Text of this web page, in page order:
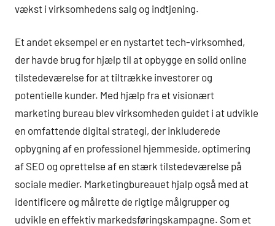
vækst i virksomhedens salg og indtjening.
Et andet eksempel er en nystartet tech-virksomhed,
der havde brug for hjælp til at opbygge en solid online
tilstedeværelse for at tiltrække investorer og
potentielle kunder. Med hjælp fra et visionært
marketing bureau blev virksomheden guidet i at udvikle
en omfattende digital strategi, der inkluderede
opbygning af en professionel hjemmeside, optimering
af SEO og oprettelse af en stærk tilstedeværelse på
sociale medier. Marketingbureauet hjalp også med at
identificere og målrette de rigtige målgrupper og
udvikle en effektiv markedsføringskampagne. Som et